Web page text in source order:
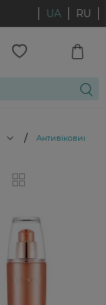
UA RU
/ Антивіковий